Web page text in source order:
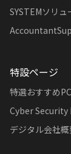
SYSTEMソリ
特設ページ
特選おすすめ
Cyber Security
デジタル会社